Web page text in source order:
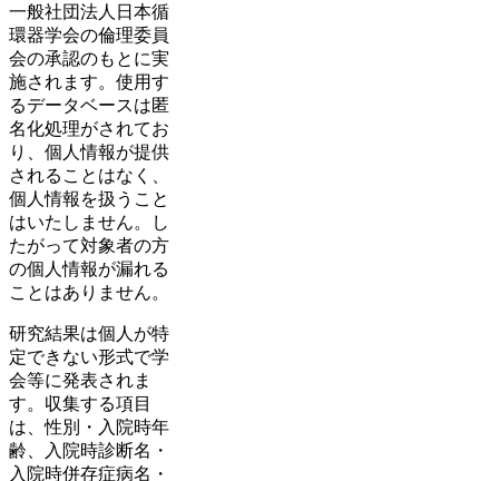
一般社団法人日本循
環器学会の倫理委員
会の承認のもとに実
施されます。使用す
るデータベースは匿
名化処理がされてお
り、個人情報が提供
されることはなく、
個人情報を扱うこと
はいたしません。し
たがって対象者の方
の個人情報が漏れる
ことはありません。
研究結果は個人が特
定できない形式で学
会等に発表されま
す。収集する項目
は、性別・入院時年
齢、入院時診断名・
入院時併存症病名・